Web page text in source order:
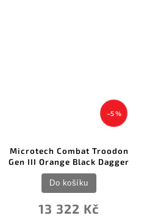
–5 %
Microtech Combat Troodon
Gen III Orange Black Dagger
13 322 Kč
Do košíku